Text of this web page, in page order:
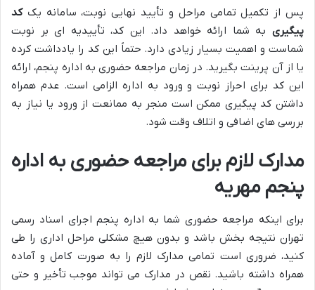
پس از تکمیل تمامی مراحل و تأیید نهایی نوبت، سامانه یککد
پیگیری به شما ارائه خواهد داد. این کد، تأییدیه ای بر نوبت
شماست و اهمیت بسیار زیادی دارد. حتماً این کد را یادداشت کرده
یا از آن پرینت بگیرید. در زمان مراجعه حضوری به اداره پنجم، ارائه
این کد برای احراز نوبت و ورود به اداره الزامی است. عدم همراه
داشتن کد پیگیری ممکن است منجر به ممانعت از ورود یا نیاز به
بررسی های اضافی و اتلاف وقت شود.
مدارک لازم برای مراجعه حضوری به اداره
پنجم مهریه
برای اینکه مراجعه حضوری شما به اداره پنجم اجرای اسناد رسمی
تهران نتیجه بخش باشد و بدون هیچ مشکلی مراحل اداری را طی
کنید، ضروری است تمامی مدارک لازم را به صورت کامل و آماده
همراه داشته باشید. نقص در مدارک می تواند موجب تأخیر و حتی